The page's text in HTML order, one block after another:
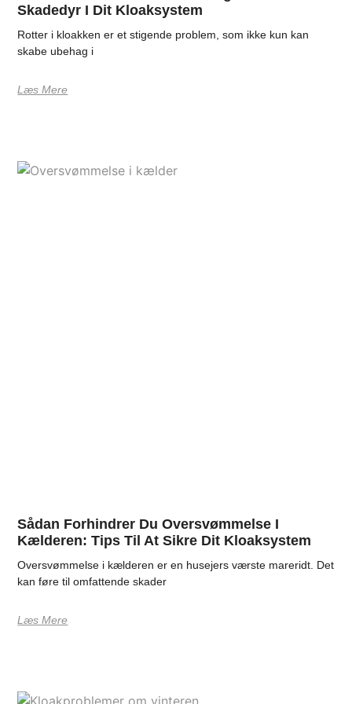
Skadedyr I Dit Kloaksystem
Rotter i kloakken er et stigende problem, som ikke kun kan
skabe ubehag i
Læs Mere
Sådan Forhindrer Du Oversvømmelse I
Kælderen: Tips Til At Sikre Dit Kloaksystem
Oversvømmelse i kælderen er en husejers værste mareridt. Det
kan føre til omfattende skader
Læs Mere